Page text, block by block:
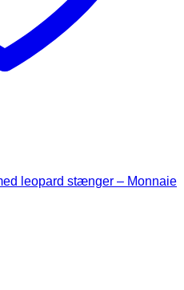
leopard stænger – Monnaie